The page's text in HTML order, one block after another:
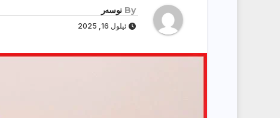
By نوسەر
ئیلول 16, 2025